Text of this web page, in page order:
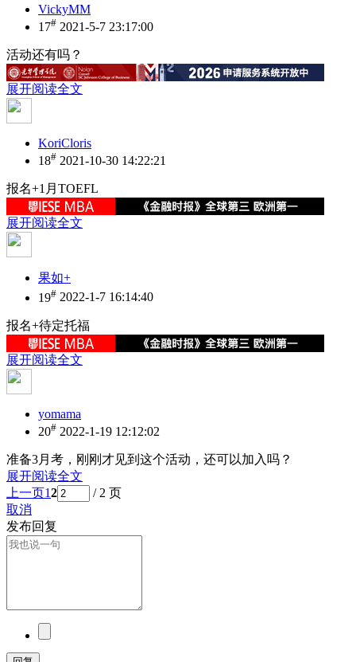
VickyMM
17# 2021-5-7 23:17:00
活动还有吗？
展开阅读全文
KoriCloris
18# 2021-10-30 14:22:21
报名+1月TOEFL
展开阅读全文
果如+
19# 2022-1-7 16:14:40
报名+待定托福
展开阅读全文
yomama
20# 2022-1-19 12:12:02
准备3月考，刚刚才见到这个活动，还可以加入吗？
展开阅读全文
上一页12
/ 2 页
取消
发布回复